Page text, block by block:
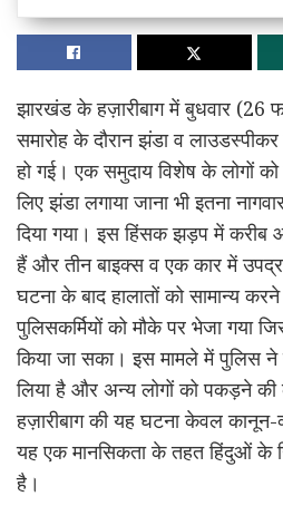
झारखंड के हज़ारीबाग में बुधवार (26
समारोह के दौरान झंडा व
हो गई। एक समुदाय विशेष के लोगों
लिए झंडा लगाया जाना भी इतना
दिया गया। इस हिंसक झड़प में करीब
हैं और तीन बाइक्स व एक कार में
घटना के बाद हालातों को सामान्य
पुलिसकर्मियों को मौके पर भेजा गया
किया जा सका। इस मामले में पुलिस ने
लिया है और अन्य लोगों को पकड़ने की
हज़ारीबाग की यह घटना केवल कानून-
यह एक मानसिकता के तहत हिंदुओं के
है।